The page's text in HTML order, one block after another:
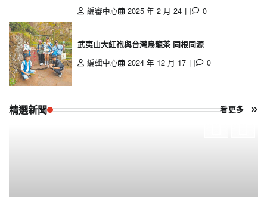
編審中心
2025 年 2 月 24 日 0
武夷山大紅袍與台灣烏龍茶 同根同源
編輯中心
2024 年 12 月 17 日 0
精選新聞 看更多